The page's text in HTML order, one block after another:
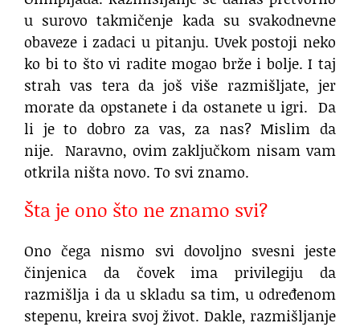
u surovo takmičenje kada su svakodnevne
obaveze i zadaci u pitanju. Uvek postoji neko
ko bi to što vi radite mogao brže i bolje. I taj
strah vas tera da još više razmišljate, jer
morate da opstanete i da ostanete u igri. Da
li je to dobro za vas, za nas? Mislim da
nije. Naravno, ovim zaključkom nisam vam
otkrila ništa novo. To svi znamo.
Šta je ono što ne znamo svi?
Ono čega nismo svi dovoljno svesni jeste
činjenica da čovek ima privilegiju da
razmišlja i da u skladu sa tim, u određenom
stepenu, kreira svoj život. Dakle, razmišljanje